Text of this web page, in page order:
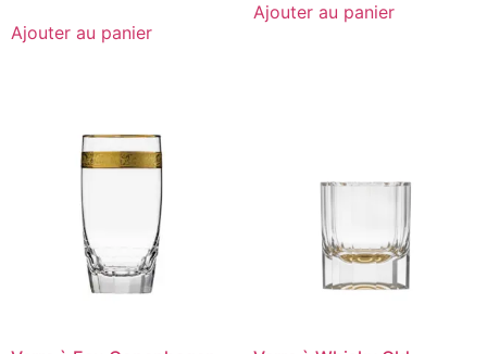
Ajouter au panier
Ajouter au panier